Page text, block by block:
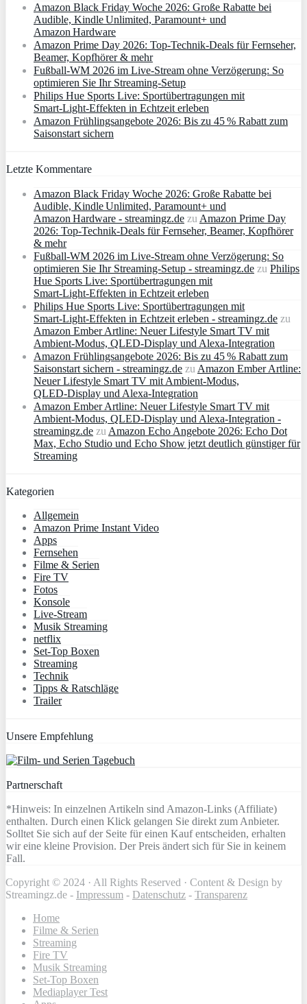
Amazon Black Friday Woche 2026: Große Rabatte bei
Audible, Kindle Unlimited, Paramount+ und
Amazon Hardware
Amazon Prime Day 2026: Top-Technik-Deals für Fernseher,
Beamer, Kopfhörer & mehr
Fußball-WM 2026 im Live-Stream ohne Verzögerung: So
optimieren Sie Ihr Streaming-Setup
Philips Hue Sports Live: Sportübertragungen mit
Smart‑Light‑Effekten in Echtzeit erleben
Amazon Frühlingsangebote 2026: Bis zu 45 % Rabatt zum
Saisonstart sichern
Letzte Kommentare
Amazon Black Friday Woche 2026: Große Rabatte bei
Audible, Kindle Unlimited, Paramount+ und
Amazon Hardware - streamingz.de zu Amazon Prime Day
2026: Top-Technik-Deals für Fernseher, Beamer, Kopfhörer
& mehr
Fußball-WM 2026 im Live-Stream ohne Verzögerung: So
optimieren Sie Ihr Streaming-Setup - streamingz.de zu Philips
Hue Sports Live: Sportübertragungen mit
Smart‑Light‑Effekten in Echtzeit erleben
Philips Hue Sports Live: Sportübertragungen mit
Smart‑Light‑Effekten in Echtzeit erleben - streamingz.de zu
Amazon Ember Artline: Neuer Lifestyle Smart TV mit
Ambient‑Modus, QLED‑Display und Alexa‑Integration
Amazon Frühlingsangebote 2026: Bis zu 45 % Rabatt zum
Saisonstart sichern - streamingz.de zu Amazon Ember Artline:
Neuer Lifestyle Smart TV mit Ambient‑Modus,
QLED‑Display und Alexa‑Integration
Amazon Ember Artline: Neuer Lifestyle Smart TV mit
Ambient‑Modus, QLED‑Display und Alexa‑Integration -
streamingz.de zu Amazon Echo Angebote 2026: Echo Dot
Max, Echo Studio und Echo Show jetzt deutlich günstiger für
Streaming
Kategorien
Allgemein
Amazon Prime Instant Video
Apps
Fernsehen
Filme & Serien
Fire TV
Fotos
Konsole
Live-Stream
Musik Streaming
netflix
Set-Top Boxen
Streaming
Technik
Tipps & Ratschläge
Trailer
Unsere Empfehlung
Partnerschaft
*Hinweis: In einzelnen Artikeln sind Amazon-Links (Affiliate)
enthalten. Durch einen Klick gelangen Sie direkt zum Anbieter.
Solltet Sie sich auf der Seite für einen Kauf entscheiden, erhalten
wir eine kleine Provision. Der Preis ändert sich für Sie in keinem
Fall.
Copyright © 2024 · All Rights Reserved · Content & Design by
Streamingz.de - Impressum - Datenschutz - Transparenz
Home
Filme & Serien
Streaming
Fire TV
Musik Streaming
Set-Top Boxen
Mediaplayer Test